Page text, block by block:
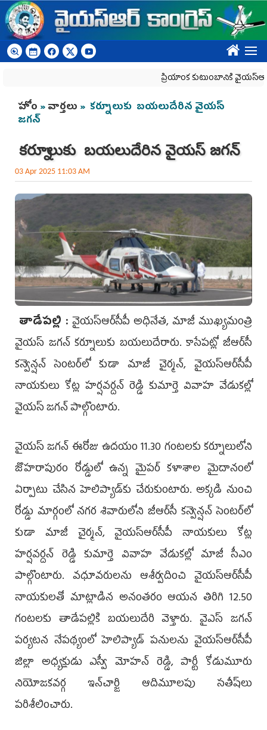
Skip to main content
????
ప్రియాంక కుటుంబానికి వైయ‌స్ఆర్‌సీపీ
You are here
హోం »వార్తలు » కర్నూలుకు బ‌య‌లుదేరిన వైయ‌స్
జ‌గ‌న్
కర్నూలుకు బ‌య‌లుదేరిన వైయ‌స్ జ‌గ‌న్
03 Apr 2025 11:03 AM
తాడేపల్లి : వైయ‌స్ఆర్‌సీపీ అధినేత, మాజీ ముఖ్యమంత్రి
వైయ‌స్‌ జగన్ కర్నూలుకు బయలుదేరారు. కాసేపట్లో జీఆర్‌సీ
కన్వెన్షన్‌ సెంటర్‌లో కుడా మాజీ చైర్మన్‌, వైయ‌స్ఆర్‌సీపీ
నాయకులు కోట్ల హర్షవర్దన్‌ రెడ్డి కుమార్తె వివాహ వేడుకల్లో
వైయ‌స్‌ జగన్‌ పాల్గొంటారు.
వైయ‌స్‌ జగన్‌ ఈరోజు ఉదయం 11.30 గంటలకు కర్నూలులోని
జొహరాపురం రోడ్డులో ఉన్న మైపర్‌ కళాశాల మైదానంలో
ఏర్పాటు చేసిన హెలిప్యాడ్‌కు చేరుకుంటారు. అక్కడి నుంచి
రోడ్డు మార్గంలో నగర శివారులోని జీఆర్‌సీ కన్వెన్షన్‌ సెంటర్‌లో
కుడా మాజీ చైర్మన్‌, వైయ‌స్ఆర్‌సీపీ నాయకులు కోట్ల
హర్షవర్దన్‌ రెడ్డి కుమార్తె వివాహ వేడుకల్లో మాజీ సీఎం
పాల్గొంటారు. వధూవరులను ఆశీర్వదించి వైయ‌స్ఆర్‌సీపీ
నాయకులతో మాట్లాడిన అనంతరం ఆయన తిరిగి 12.50
గంటలకు తాడేపల్లికి బయలుదేరి వెళ్తారు. వైఎస్‌ జగన్‌
పర్యటన నేపథ్యంలో హెలిప్యాడ్‌ పనులను వైయ‌స్ఆర్‌సీపీ
జిల్లా అధ్యక్షుడు ఎస్వీ మోహన్‌ రెడ్డి, పార్టీ కోడుమూరు
నియోజకవర్గ ఇన్‌చార్జి ఆదిమూలపు సతీష్‌లు
పరిశీలించారు.